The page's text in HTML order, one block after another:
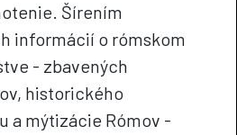
Šírením
informácií o rómskom
- zbavených
historického
a mýtizácie Rómov -